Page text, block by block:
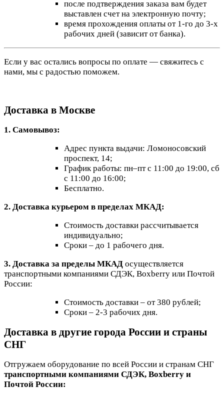
после подтверждения заказа вам будет
выставлен счет на электронную почту;
время прохождения оплаты от 1-го до 3-х
рабочих дней (зависит от банка).
Если у вас остались вопросы по оплате — свяжитесь с
нами, мы с радостью поможем.
Доставка в Москве
1. Самовывоз:
Адрес пункта выдачи: Ломоносовский
проспект, 14;
График работы: пн–пт с 11:00 до 19:00, сб
с 11:00 до 16:00;
Бесплатно.
2. Доставка курьером в пределах МКАД:
Стоимость доставки рассчитывается
индивидуально;
Сроки – до 1 рабочего дня.
3. Доставка за пределы МКАД осуществляется
транспортными компаниями СДЭК, Boxberry или Почтой
России:
Стоимость доставки – от 380 рублей;
Сроки – 2-3 рабочих дня.
Доставка в другие города России и страны
СНГ
Отгружаем оборудование по всей России и странам СНГ
транспортными компаниями СДЭК, Boxberry и
Почтой России: